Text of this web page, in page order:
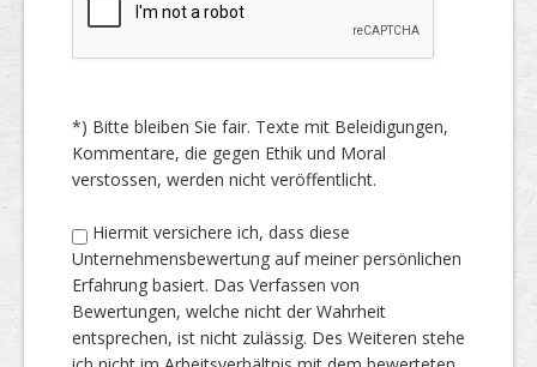
*) Bitte bleiben Sie fair. Texte mit Beleidigungen,
Kommentare, die gegen Ethik und Moral
verstossen, werden nicht veröffentlicht.
Hiermit versichere ich, dass diese
Unternehmensbewertung auf meiner persönlichen
Erfahrung basiert. Das Verfassen von
Bewertungen, welche nicht der Wahrheit
entsprechen, ist nicht zulässig. Des Weiteren stehe